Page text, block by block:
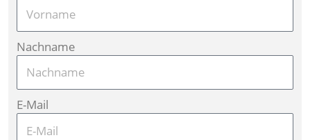
Nachname
E-Mail